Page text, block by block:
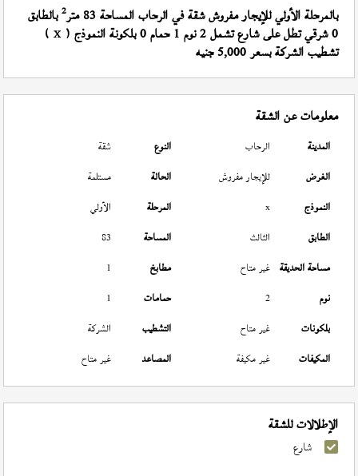
بالمرحلة الأولي للإيجار مفروش شقة في الرحاب المساحة 83 متر 2بالطابق
0 شرقي تطل على شارع تشمل 2 نوم 1 حمام 0 بلكونة النموذج ( X
)
تشطيب الشركة بسعر 5,000 جنيه
معلومات عن الشقة
المدينة الرحاب النوع
شقة
الغرض
للإيجار مفروش الحالة
مستلمة
النموذج
x المرحلة
الأولي
الطابق
الثالث المساحة
83
مساحة الحديقة غير متاح مطابخ
1
نوم
2 حمامات
1
بلكونات
غير متاح التشطيب
الشركة
المكيفات
غير مكيفة المصاعد غير متاح
الإطلالات للشقة
شارع